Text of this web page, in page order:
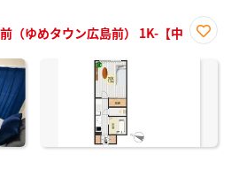
（ゆめタウン広島前） 1K-【中
に入